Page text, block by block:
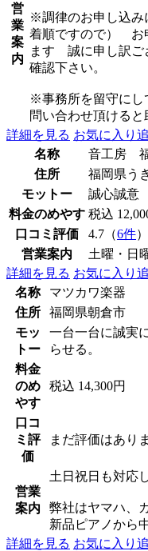
営
業
案
内
※調律のお申し込
着順ですので） お
ます 誠に申し訳ご
確認下さい。
※事務所を留守に
問い合わせ頂けると
詳細を見る お気に入り
名称
音工房
住所
福岡県う
モットー
誠心誠意
料金のめやす 税込
口コミ評価
4.7（6件
営業案内
土曜・日
詳細を見る お気に入り
名称
マツカワ楽器
住所
福岡県朝倉市
モッ
トー
一台一台に誠実
らせる。
料金
のめ
やす
税込 14,300円
口コ
ミ評
価
まだ評価はあり
営業
案内
土日祝日も対応
弊社はヤマハ、
新品ピアノから
詳細を見る お気に入り